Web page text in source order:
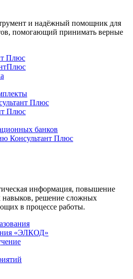
и надёжный помощник для
помогающий принимать верные
Плюс
Плюс
Плюс
банков
Консультант Плюс
информация, повышение
навыков, решение сложных
в процессе работы.
«ЭЛКОД»